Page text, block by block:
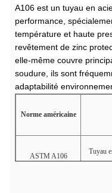
A106 est un tuyau en
performance,
température et haute
revêtement de zinc
elle-même couvre
soudure, ils sont
adaptabilité
Norme américaine
ASTM A106
Tuyau